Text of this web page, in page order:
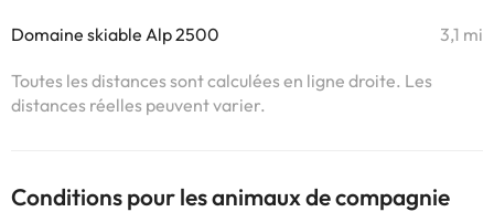
Domaine skiable Alp 2500 3,1 mi
Toutes les distances sont calculées en ligne droite. Les
distances réelles peuvent varier.
Conditions pour les animaux de compagnie